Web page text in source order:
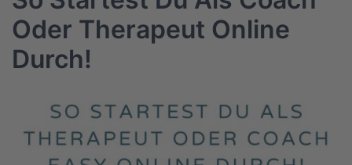
Oder Therapeut Online
Durch!